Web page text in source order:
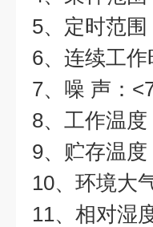
5、定时范
6、连续工
7、噪 声：
8、工作温
9、贮存温
10、环境大
11、相对湿